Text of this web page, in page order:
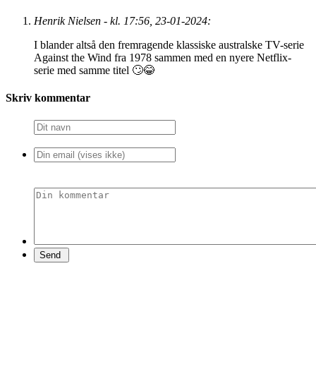
Henrik Nielsen - kl. 17:56, 23-01-2024:
I blander altså den fremragende klassiske australske TV-serie
Against the Wind fra 1978 sammen med en nyere Netflix-
serie med samme titel 🙄😂
Skriv kommentar